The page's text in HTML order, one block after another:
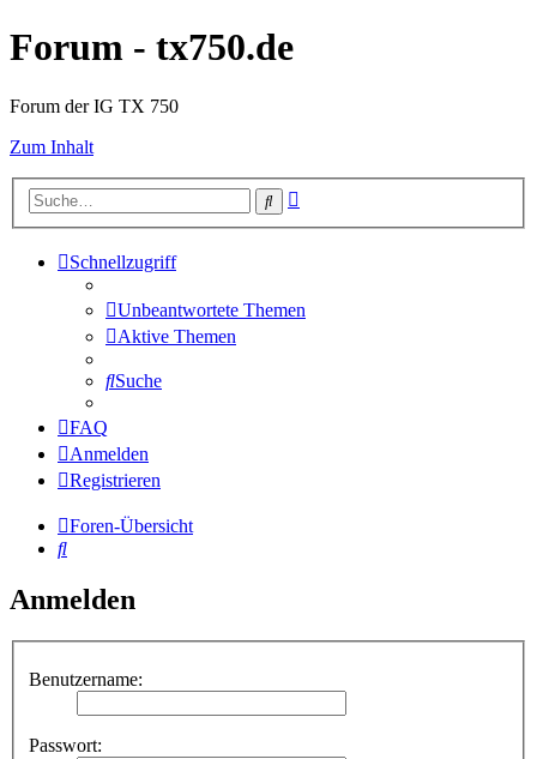
Forum - tx750.de
Forum der IG TX 750
Zum Inhalt
Suche
Schnellzugriff
Unbeantwortete Themen
Aktive Themen
Suche
FAQ
Anmelden
Registrieren
Foren-Übersicht
Suche
Anmelden
Benutzername:
Passwort: